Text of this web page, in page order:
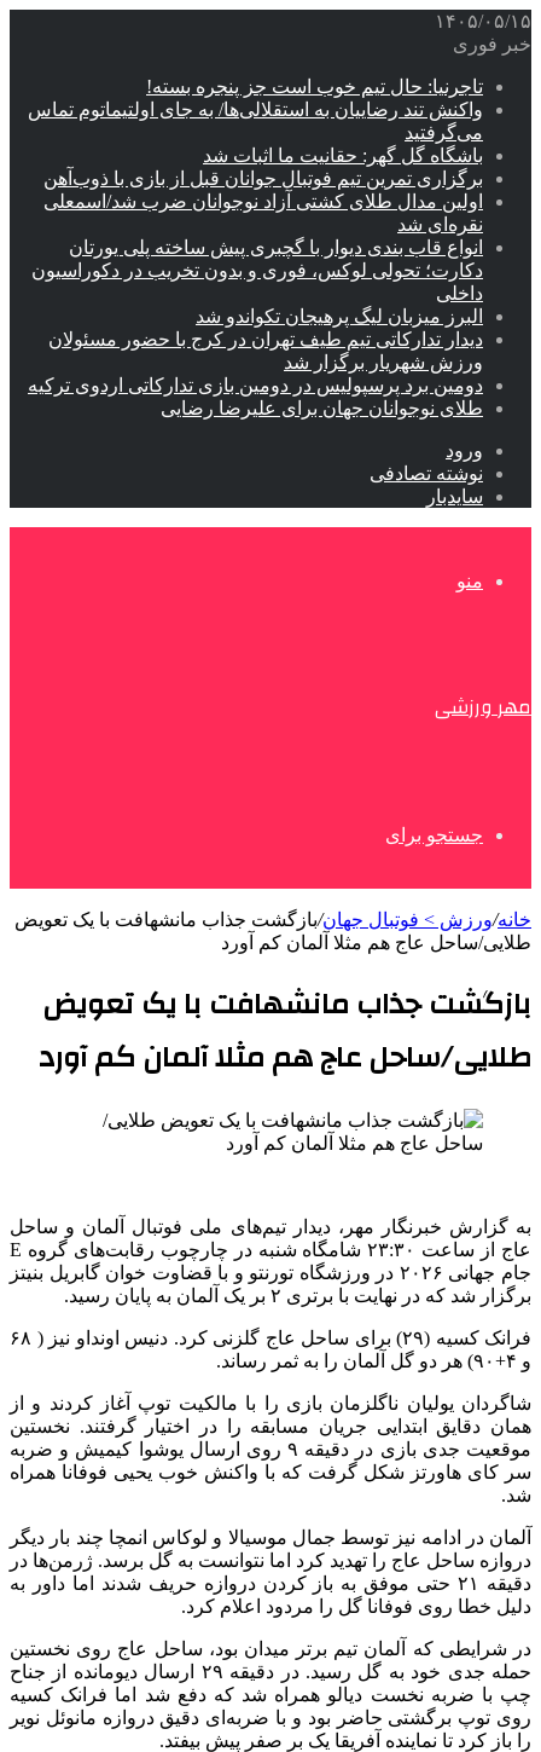
۱۴۰۵/۰۵/۱۵
خبر فوری
تاجرنیا: حال تیم خوب است جز پنجره بسته!
واکنش تند رضاییان به استقلالی‌ها/ به جای اولتیماتوم تماس
می‌گرفتید
باشگاه گل گهر: حقانیت ما اثبات شد
برگزاری تمرین تیم فوتبال جوانان قبل از بازی با ذوب‌آهن
اولین مدال طلای کشتی آزاد نوجوانان ضرب شد/اسمعلی
نقره‌ای شد
انواع قاب بندی دیوار با گچبری پیش ساخته پلی یورتان
دکارت؛ تحولی لوکس، فوری و بدون تخریب در دکوراسیون
داخلی
البرز میزبان لیگ پرهیجان تکواندو شد
دیدار تدارکاتی تیم طیف تهران در کرج با حضور مسئولان
ورزش شهریار برگزار شد
دومین برد پرسپولیس در دومین بازی تدارکاتی اردوی ترکیه
طلای نوجوانان جهان برای علیرضا رضایی
ورود
نوشته تصادفی
سایدبار
منو
مهر ورزشی
جستجو برای
خانه/ورزش > فوتبال جهان/بازگشت جذاب مانشهافت با یک تعویض
طلایی/ساحل عاج هم مثلا آلمان کم آورد
بازگشت جذاب مانشهافت با یک تعویض
طلایی/ساحل عاج هم مثلا آلمان کم آورد
به گزارش خبرنگار مهر، دیدار تیم‌های ملی فوتبال آلمان و ساحل
عاج از ساعت ۲۳:۳۰ شامگاه شنبه در چارچوب رقابت‌های گروه E
جام جهانی ۲۰۲۶ در ورزشگاه تورنتو و با قضاوت خوان گابریل بنیتز
برگزار شد که در نهایت با برتری ۲ بر یک آلمان به پایان رسید.
فرانک کسیه (۲۹) برای ساحل عاج گلزنی کرد. دنیس اونداو نیز ( ۶۸
و ۴+۹۰) هر دو گل آلمان را به ثمر رساند.
شاگردان یولیان ناگلزمان بازی را با مالکیت توپ آغاز کردند و از
همان دقایق ابتدایی جریان مسابقه را در اختیار گرفتند. نخستین
موقعیت جدی بازی در دقیقه ۹ روی ارسال یوشوا کیمیش و ضربه
سر کای هاورتز شکل گرفت که با واکنش خوب یحیی فوفانا همراه
شد.
آلمان در ادامه نیز توسط جمال موسیالا و لوکاس انمچا چند بار دیگر
دروازه ساحل عاج را تهدید کرد اما نتوانست به گل برسد. ژرمن‌ها در
دقیقه ۲۱ حتی موفق به باز کردن دروازه حریف شدند اما داور به
دلیل خطا روی فوفانا گل را مردود اعلام کرد.
در شرایطی که آلمان تیم برتر میدان بود، ساحل عاج روی نخستین
حمله جدی خود به گل رسید. در دقیقه ۲۹ ارسال دیومانده از جناح
چپ با ضربه نخست دیالو همراه شد که دفع شد اما فرانک کسیه
روی توپ برگشتی حاضر بود و با ضربه‌ای دقیق دروازه مانوئل نویر
را باز کرد تا نماینده آفریقا یک بر صفر پیش بیفتد.